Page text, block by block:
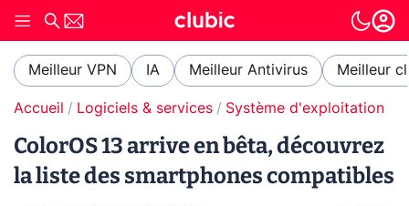
Meilleur VPN IA Meilleur Antivirus Meilleur
Accueil Logiciels & services Système d'exploitation
ColorOS 13 arrive en bêta, découvrez
la liste des smartphones compatibles